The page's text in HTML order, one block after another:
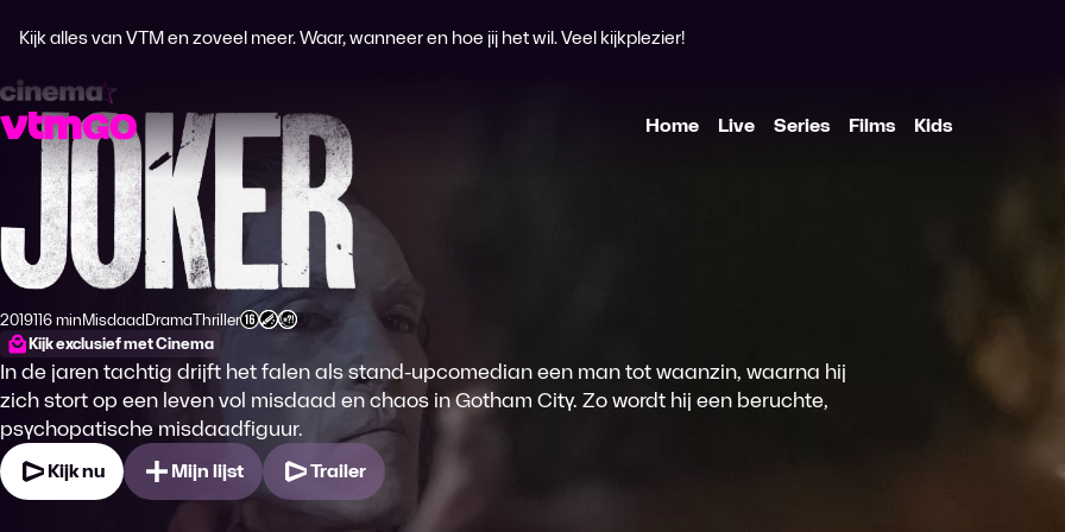
Kijk alles van VTM en zoveel meer. Waar, wanneer en hoe jij het wil. Veel kijkplezier!
Home Live Series Films Kids
Joker
Productiejaar
2019
Tijdsduur
116 min
Genre
Misdaad
Genre
Drama
Genre
Thriller
Leeftijdsclassificatie
Kijk exclusief met Cinema
In de jaren tachtig drijft het falen als stand-upcomedian een man tot waanzin, waarna hij
zich stort op een leven vol misdaad en chaos in Gotham City. Zo wordt hij een beruchte,
psychopatische misdaadfiguur.
Kijk nu Mijn lijst Trailer